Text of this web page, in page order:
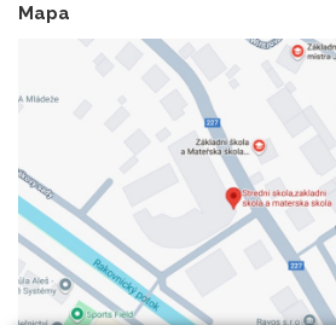
Mapa